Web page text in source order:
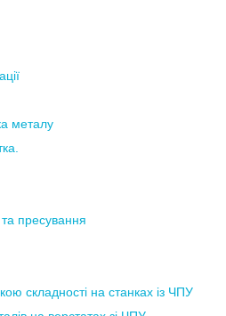
металу
пресування
складності на станках із ЧПУ